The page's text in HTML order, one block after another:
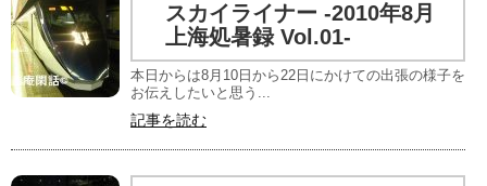
スカイライナー -2010年8月
上海処暑録 Vol.01-
本日からは8月10日から22日にかけての出張の様子を
お伝えしたいと思う...
記事を読む